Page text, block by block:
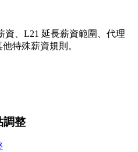
資、L21 延長薪資範圍、代理
特殊薪資規則。
調整